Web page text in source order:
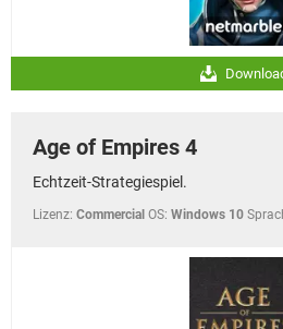
Age of Empires 4
Echtzeit-Strategiespiel.
Lizenz: Commercial OS: Windows 10